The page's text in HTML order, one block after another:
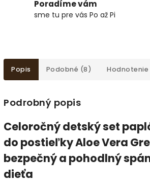
Poradíme vám
sme tu pre vás Po až Pi
Popis Podobné (8) Hodnotenie
Podrobný popis
Celoročný detský set
do postieľky Aloe Vera
bezpečný a pohodlný
dieťa